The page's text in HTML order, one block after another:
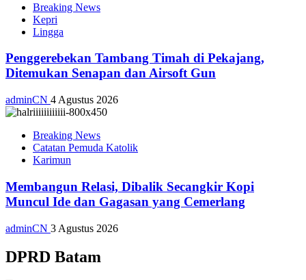
Breaking News
Kepri
Lingga
Penggerebekan Tambang Timah di Pekajang,
Ditemukan Senapan dan Airsoft Gun
adminCN 4 Agustus 2026
Breaking News
Catatan Pemuda Katolik
Karimun
Membangun Relasi, Dibalik Secangkir Kopi
Muncul Ide dan Gagasan yang Cemerlang
adminCN 3 Agustus 2026
DPRD Batam